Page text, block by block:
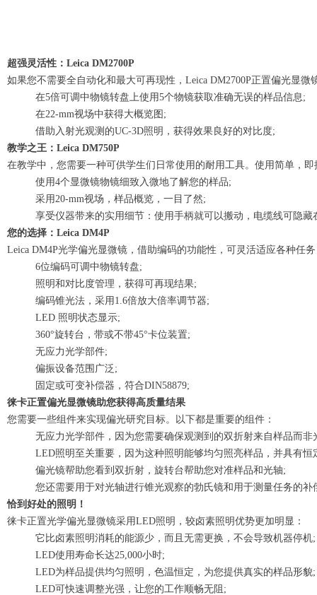
超强灵活性：Leica DM2700P
如果您不需要全自动化和最大可再现性，Leica DM2700P正置偏光显
在5倍可调中物镜转盘上使用5个物镜获取准确无误的样品信息;
在22-mm视场中获得大概览图;
借助入射光观测的UC-3D照明，获得效果良好的对比度;
教学之王：Leica DM750P
在教学中，您需要一种可供学生们日常使用的耐用工具。使用简单，
使用4个显微镜物镜细致入微地了解您的样品;
采用20-mm视场，样品概览，一目了然;
享受仪器带来的实用细节：使用手柄就可以搬动，电缆线可隐藏
您的选择：Leica DM4P
Leica DM4P光学偏光显微镜，借助编码的功能性，可灵活适应各种任
6位编码可调中物镜转盘;
照明和对比度管理，获得可再现结果;
编码锥光法，采用1.6倍放大倍率调节器;
LED 照明状态显示;
360°旋转台，带或不带45°卡位装置;
无应力光学部件;
偏振设备范围广泛;
固定或可变补偿器，符合DIN58879;
徕卡正置偏光显微镜助您获得高质量结果
您需要一些组件来实现偏光研究目标。以下都是重要的组件：
无应力光学部件，因为您需要确保观测到的双折射来自样品而非
LED照明至关重要，因为这种照明能够均匀照亮样品，并具有恒
偏光镜帮助您看到双折射，旋转台帮助您对准样品和光轴;
您还需要用于对光轴进行锥光观察的勃氏镜和用于测量任务的补
恰到好处的照明！
徕卡正置光学偏光显微镜采用LED照明，较卤素照明优势更加明显：
它比卤素照明消耗的能源少，而且无需更换，不会导致机器停机;
LED使用寿命长达25,000小时;
LED为样品提供均匀照明，色温恒定，为您提供真实的样品形貌;
LED可快速调整光强，让您的工作顺畅无阻;